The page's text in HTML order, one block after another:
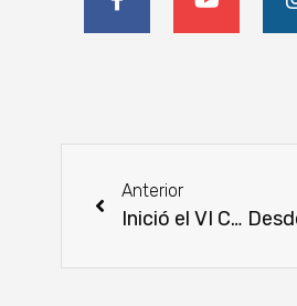
Anterior
Inició el VI Congreso Nacional de Ciencias Agrarias de la FCA/UNA